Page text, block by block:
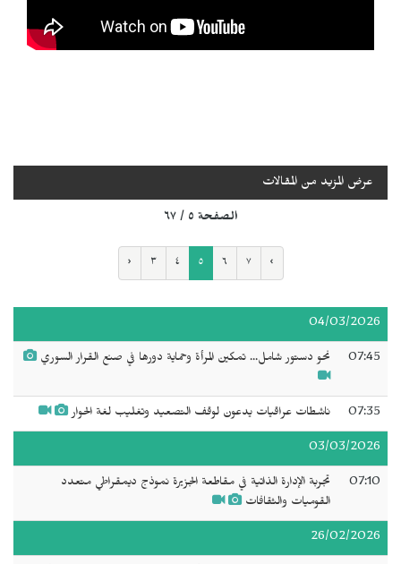
عرض المزيد من المقالات
الصفحة ٥ / ٦٧
‹ ٣ ٤ ٥ ٦ ٧ ›
04/03/2026
07:45 نحو دستور شامل... تمكين المرأة وحماية دورها في صنع القرار السوري
07:35 ناشطات عراقيات يدعون لوقف التصعيد وتغليب لغة الحوار
03/03/2026
07:10
تجربة الإدارة الذاتية في مقاطعة الجزيرة نموذج ديمقراطي متعدد
القوميات والثقافات
26/02/2026